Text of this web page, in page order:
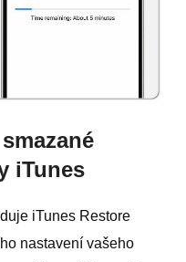
iTunes
iTunes Restore
nastavení vašeho